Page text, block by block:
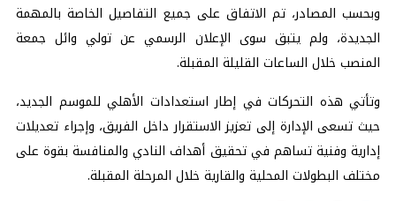
وبحسب المصادر، تم الاتفاق على جميع التفاصيل الخاصة بالمهمة
الجديدة، ولم يتبق سوى الإعلان الرسمي عن تولي وائل جمعة
المنصب خلال الساعات القليلة المقبلة.
وتأتي هذه التحركات في إطار استعدادات الأهلي للموسم الجديد،
حيث تسعى الإدارة إلى تعزيز الاستقرار داخل الفريق، وإجراء تعديلات
إدارية وفنية تساهم في تحقيق أهداف النادي والمنافسة بقوة على
مختلف البطولات المحلية والقارية خلال المرحلة المقبلة.